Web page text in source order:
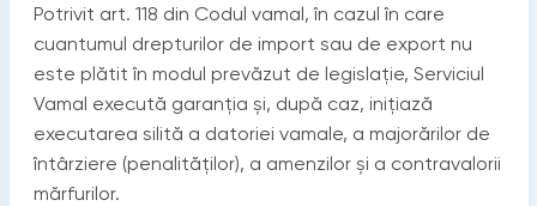
Potrivit art. 118 din Codul vamal, în cazul în care
cuantumul drepturilor de import sau de export nu
este plătit în modul prevăzut de legislație, Serviciul
Vamal execută garanția și, după caz, inițiază
executarea silită a datoriei vamale, a majorărilor de
întârziere (penalităților), a amenzilor și a contravalorii
mărfurilor.